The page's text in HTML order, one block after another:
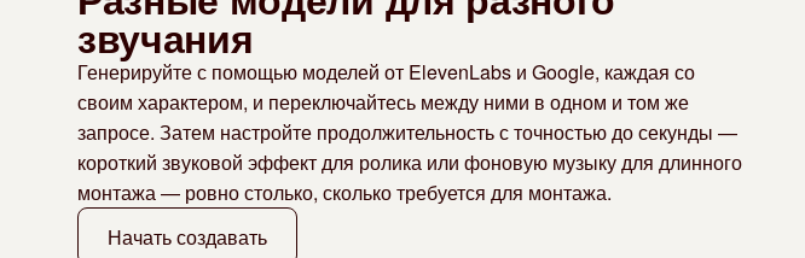
звучания
Генерируйте с помощью моделей от ElevenLabs и Google, каждая со
своим характером, и переключайтесь между ними в одном и том же
запросе. Затем настройте продолжительность с точностью до секунды —
короткий звуковой эффект для ролика или фоновую музыку для длинного
монтажа — ровно столько, сколько требуется для монтажа.
Начать создавать